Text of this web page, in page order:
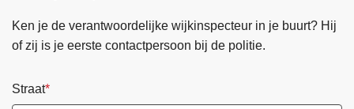
Ken je de verantwoordelijke wijkinspecteur in je buurt? Hij
of zij is je eerste contactpersoon bij de politie.
Straat